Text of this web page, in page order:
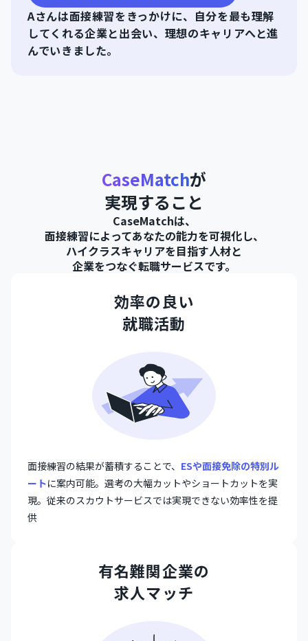
Aさんは面接練習をきっかけに、自分を最も理解
してくれる企業と出会い、理想のキャリアへと進
んでいきました。
CaseMatchが
実現すること
CaseMatchは、
面接練習によってあなたの能力を可視化し、
ハイクラスキャリアを目指す人材と
企業をつなぐ転職サービスです。
効率の良い
就職活動
面接練習の結果が蓄積することで、 ESや面接免除の特別ル
ートに案内可能。選考の大幅カットやショートカットを実
現。従来のスカウトサービスでは実現できない効率性を提
供
有名難関企業の
求人マッチ